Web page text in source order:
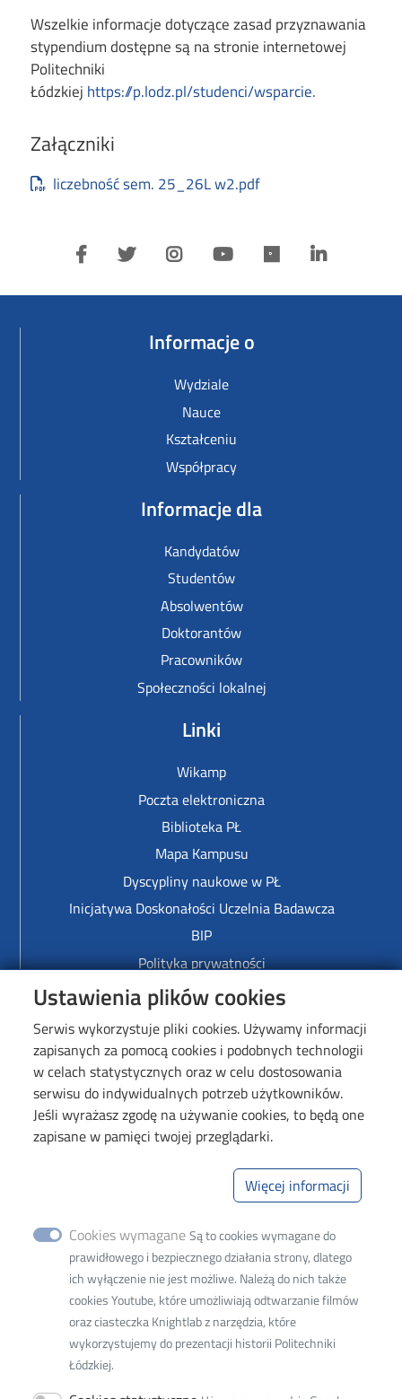
Ustawienia plików cookies
Serwis wykorzystuje pliki cookies. Używamy informacji
zapisanych za pomocą cookies i podobnych technologii
w celach statystycznych oraz w celu dostosowania
serwisu do indywidualnych potrzeb użytkowników.
Jeśli wyrażasz zgodę na używanie cookies, to będą one
zapisane w pamięci twojej przeglądarki.
Więcej informacji
Cookies wymagane Są to cookies wymagane do
prawidłowego i bezpiecznego działania strony, dlatego
ich wyłączenie nie jest możliwe. Należą do nich także
cookies Youtube, które umożliwiają odtwarzanie filmów
oraz ciasteczka Knightlab z narzędzia, które
wykorzystujemy do prezentacji historii Politechniki
Łódzkiej.
Wszelkie informacje dotyczące zasad przyznawania
stypendium dostępne są na stronie internetowej
Politechniki
Łódzkiej https://p.lodz.pl/studenci/wsparcie.
Załączniki
Document
liczebność sem. 25_26L w2.pdf
Image
Wydział Elektrotechniki, Elektroniki,
Informatyki i Automatyki
ul. Bohdana Stefanowskiego 18, 90-537 Łódź
ul. Stefana Żeromskiego 116, 90-924 Łódź - adres do
korespondencji
NIP 727-002-18-95
REGON 000001583
Informacje o
Wydziale
Nauce
Kształceniu
Współpracy
Informacje dla
Kandydatów
Studentów
Absolwentów
Doktorantów
Pracowników
Społeczności lokalnej
Linki
Wikamp
Poczta elektroniczna
Biblioteka PŁ
Mapa Kampusu
Dyscypliny naukowe w PŁ
Inicjatywa Doskonałości Uczelnia Badawcza
BIP
Polityka prywatności
Wewnętrzne Akty Normatywne
Deklaracja dostępności cyfrowej